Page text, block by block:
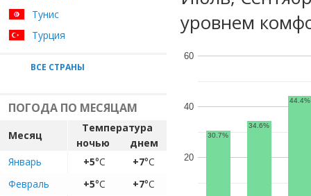
Тунис
Турция
ВСЕ СТРАНЫ
ПОГОДА ПО МЕСЯЦАМ
Месяц
Температура
ночью
днем
Январь
+5°C +7°C
Февраль
+5°C +7°C
уровнем
20
40
60
30.7%
34.6%
44.4%